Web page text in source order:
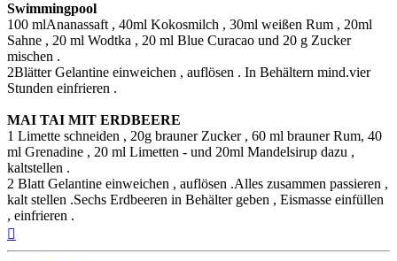
Swimmingpool
100 mlAnanassaft , 40ml Kokosmilch , 30ml weißen Rum , 20ml
Sahne , 20 ml Wodtka , 20 ml Blue Curacao und 20 g Zucker
mischen .
2Blätter Gelantine einweichen , auflösen . In Behältern mind.vier
Stunden einfrieren .
MAI TAI MIT ERDBEERE
1 Limette schneiden , 20g brauner Zucker , 60 ml brauner Rum, 40
ml Grenadine , 20 ml Limetten - und 20ml Mandelsirup dazu ,
kaltstellen .
2 Blatt Gelantine einweichen , auflösen .Alles zusammen passieren ,
kalt stellen .Sechs Erdbeeren in Behälter geben , Eismasse einfüllen
, einfrieren .